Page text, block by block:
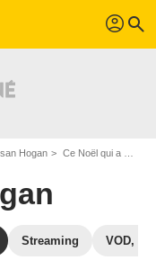
profil search
Hogan Ce Noël qui a changé ma vie : Photo Susan Hogan, Emmanuelle Vaugier
Streaming VOD,